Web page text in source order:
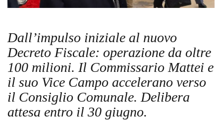
Dall’impulso iniziale al nuovo
Decreto Fiscale: operazione da oltre
100 milioni. Il Commissario Mattei e
il suo Vice Campo accelerano verso
il Consiglio Comunale. Delibera
attesa entro il 30 giugno.